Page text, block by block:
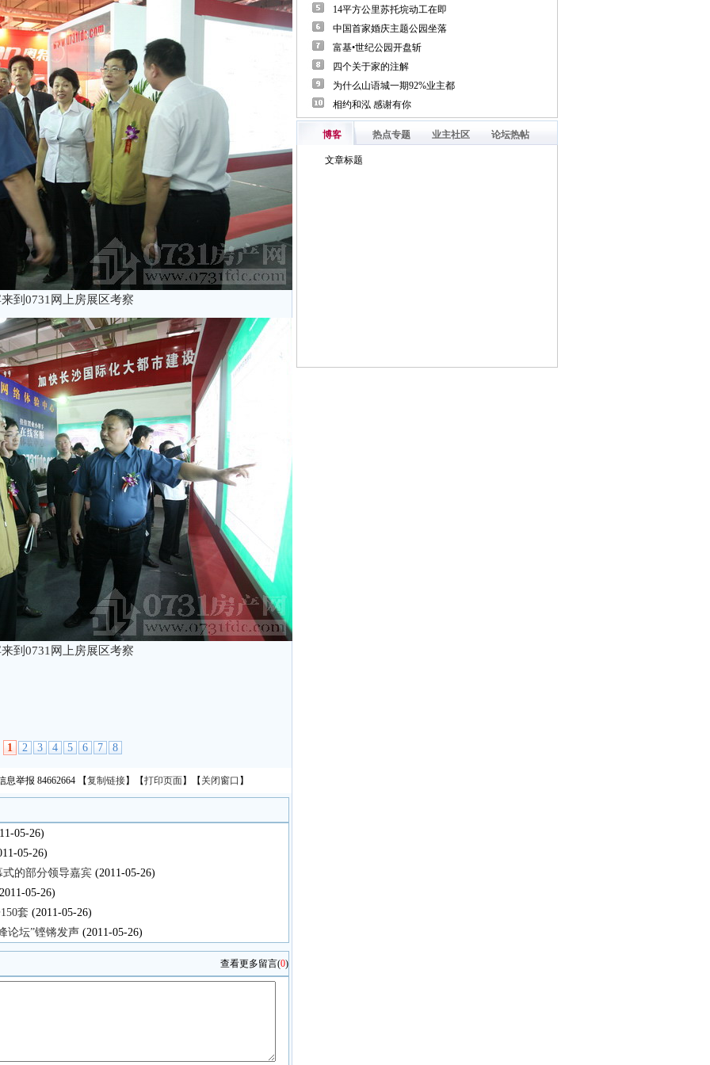
到0731网上房展区考察
到0731网上房展区考察
1 2 3 4 5 6 7 8
息举报 84662664 【复制链接】【打印页面】【 关闭窗口 】
05-26)
05-26)
式的部分领导嘉宾 (2011-05-26)
05-26)
套 (2011-05-26)
论坛”铿锵发声 (2011-05-26)
查看更多留言(0)
博客 热点专题 业主社区 论坛热帖